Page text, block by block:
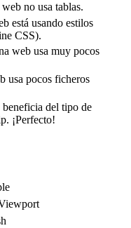
no usa tablas.
está usando estilos
CSS).
web usa muy pocos
usa pocos ficheros
beneficia del tipo de
¡Perfecto!